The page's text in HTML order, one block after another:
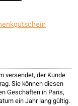
versendet, der Kunde
Sie können diesen
Geschäften in Paris,
ein Jahr lang gültig.